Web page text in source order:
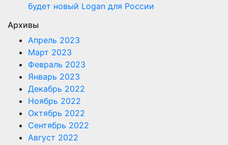
будет новый Logan для России
Архивы
Апрель 2023
Март 2023
Февраль 2023
Январь 2023
Декабрь 2022
Ноябрь 2022
Октябрь 2022
Сентябрь 2022
Август 2022